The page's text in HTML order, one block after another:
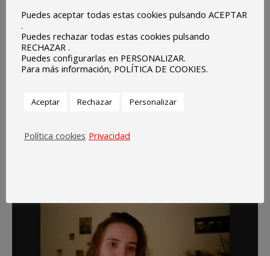
Puedes aceptar todas estas cookies pulsando ACEPTAR
.
Puedes rechazar todas estas cookies pulsando
RECHAZAR .
Puedes configurarlas en PERSONALIZAR.
Para más información, POLÍTICA DE COOKIES.
Aceptar Rechazar Personalizar
Política cookies Privacidad